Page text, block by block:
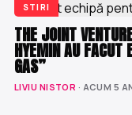
STIRI
THE JOINT
HYEMIN AU FACUT
GAS”
LIVIU NISTOR · ACUM 5